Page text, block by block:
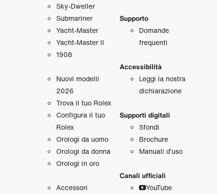
Sky‑Dweller
Submariner
Yacht‑Master
Yacht‑Master II
1908
Nuovi modelli
2026
Trova il tuo Rolex
Configura il tuo
Rolex
Orologi da uomo
Orologi da donna
Orologi in oro
Accessori
Supporto
Domande
frequenti
Accessibilità
Leggi la nostra
dichiarazione
Supporti digitali
Sfondi
Brochure
Manuali d’uso
Canali ufficiali
YouTube